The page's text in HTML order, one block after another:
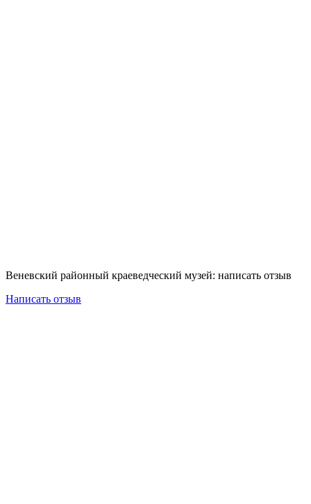
Веневский районный краеведческий музей: написать отзыв
Написать отзыв